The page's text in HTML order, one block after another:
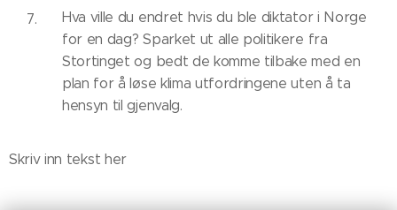
Hva ville du endret hvis du ble diktator i Norge
for en dag? Sparket ut alle politikere fra
Stortinget og bedt de komme tilbake med en
plan for å løse klima utfordringene uten å ta
hensyn til gjenvalg.
Skriv inn tekst her